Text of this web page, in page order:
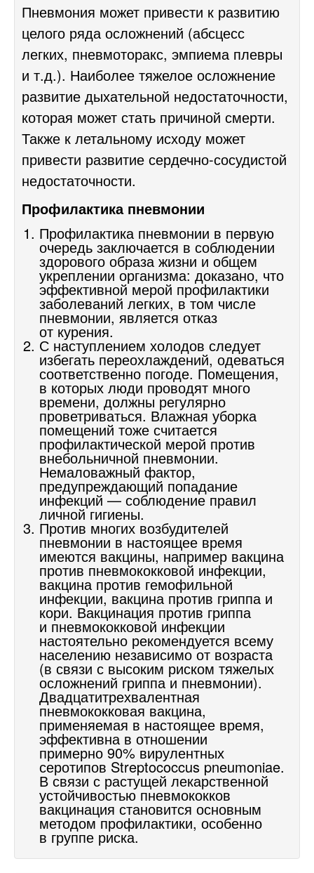
Пневмония может привести к развитию
целого ряда осложнений (абсцесс
легких, пневмоторакс, эмпиема плевры
и т.д.). Наиболее тяжелое осложнение
развитие дыхательной недостаточности,
которая может стать причиной смерти.
Также к летальному исходу может
привести развитие сердечно-сосудистой
недостаточности.
Профилактика пневмонии
Профилактика пневмонии в первую
очередь заключается в соблюдении
здорового образа жизни и общем
укреплении организма: доказано, что
эффективной мерой профилактики
заболеваний легких, в том числе
пневмонии, является отказ
от курения.
С наступлением холодов следует
избегать переохлаждений, одеваться
соответственно погоде. Помещения,
в которых люди проводят много
времени, должны регулярно
проветриваться. Влажная уборка
помещений тоже считается
профилактической мерой против
внебольничной пневмонии.
Немаловажный фактор,
предупреждающий попадание
инфекций — соблюдение правил
личной гигиены.
Против многих возбудителей
пневмонии в настоящее время
имеются вакцины, например вакцина
против пневмококковой инфекции,
вакцина против гемофильной
инфекции, вакцина против гриппа и
кори. Вакцинация против гриппа
и пневмококковой инфекции
настоятельно рекомендуется всему
населению независимо от возраста
(в связи с высоким риском тяжелых
осложнений гриппа и пневмонии).
Двадцатитрехвалентная
пневмококковая вакцина,
применяемая в настоящее время,
эффективна в отношении
примерно 90% вирулентных
серотипов Streptococcus pneumoniae.
В связи с растущей лекарственной
устойчивостьюпневмококков
вакцинация становится основным
методом профилактики, особенно
в группе риска.